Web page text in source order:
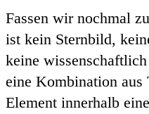
Fassen wir nochmal
ist kein Sternbild,
keine
eine Kombination aus
Element innerhalb